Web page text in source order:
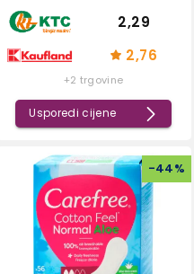
2,29
2,76
+2 trgovine
Usporedi cijene
-44%